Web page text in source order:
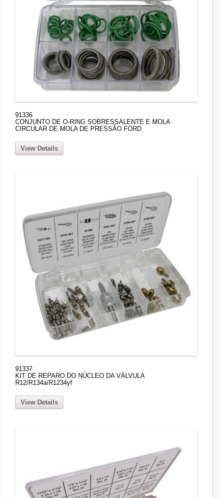
91336
CONJUNTO DE O-RING SOBRESSALENTE E MOLA
CIRCULAR DE MOLA DE PRESSÃO FORD
View Details
91337
KIT DE REPARO DO NÚCLEO DA VÁLVULA
R12/R134a/R1234yf
View Details